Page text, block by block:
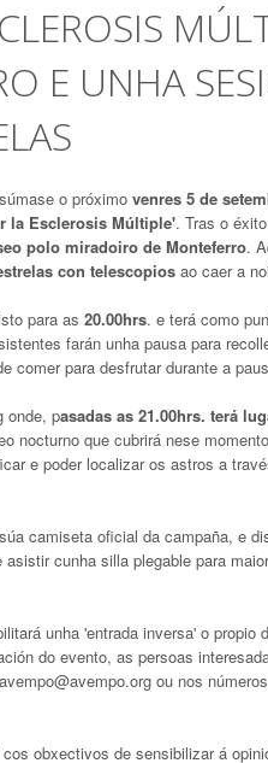
E UNHA
súmase o próximo venres 5 de
la Esclerosis Múltiple'. Tras o
polo miradoiro de Monteferro.
con telescopiosao caer a
para as 20.00hrs. e terá como
farán unha pausa para
comer para desfrutar durante a
onde, pasadas as 21.00hrs. terá
nocturno que cubrirá nese
e poder localizar os astros a
camiseta oficial da campaña, e
cunha silla plegable para
unha 'entrada inversa' o propio
do evento, as persoas
ou nos
obxectivos de sensibilizar á